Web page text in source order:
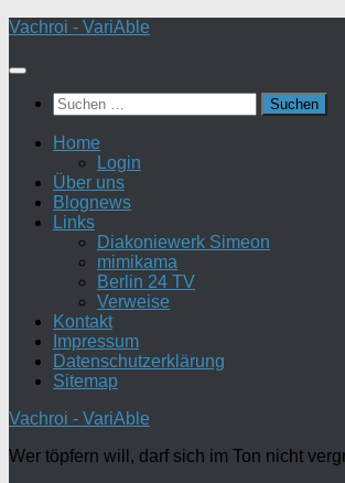
Zum
springen
Vachroi - VariAble
Suchen
nach:
Home
Login
Über uns
Blognews
Links
Diakoniewerk Simeon
mimikama
Berlin 24 TV
Verweise
Kontakt
Impressum
Datenschutzerklärung
Sitemap
Vachroi - VariAble
Wer töpfern will, darf sich im Ton nicht